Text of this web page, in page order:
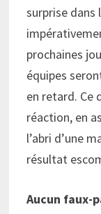
surprise dans
prochaines
équipes
en retard. Ce
réaction, en
l’abri d’une
résultat
Aucun faux-